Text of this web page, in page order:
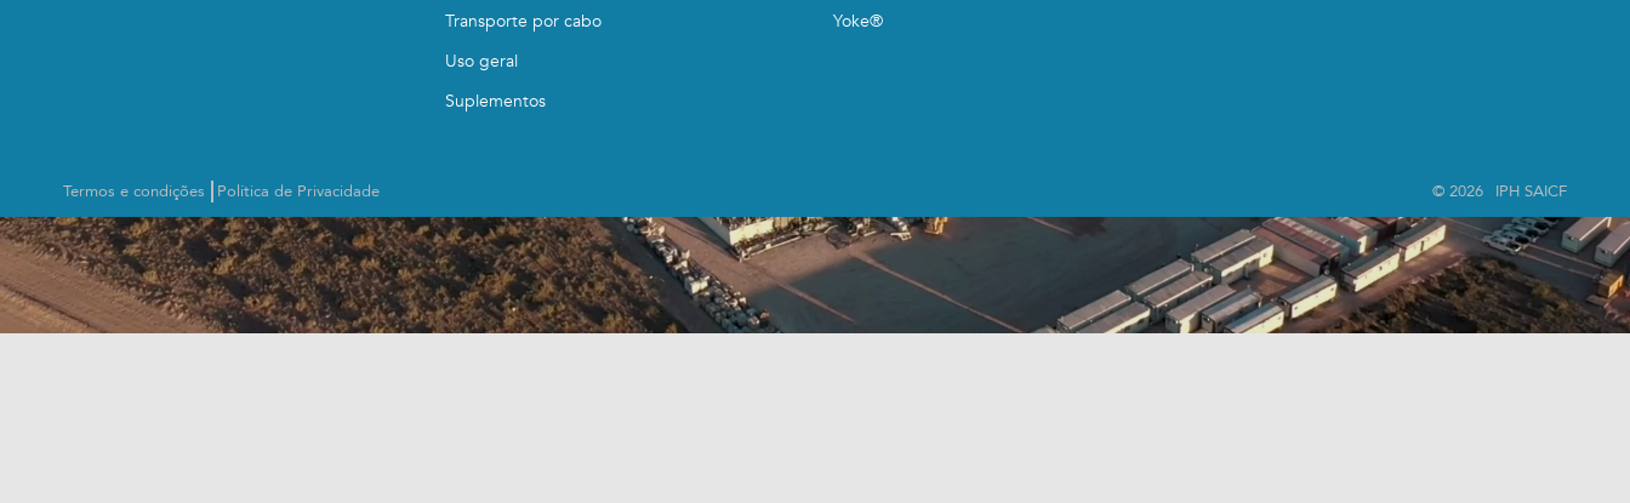
Transporte por cabo
Uso geral
Suplementos
Yoke®
Termos e condições Política de Privacidade © 2026 IPH SAICF